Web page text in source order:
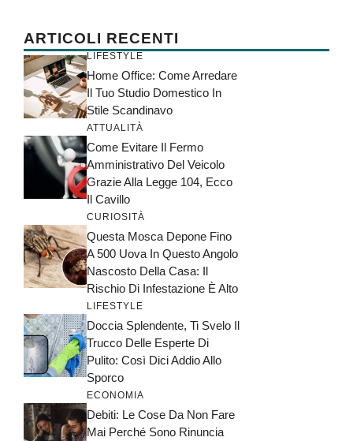
ARTICOLI RECENTI
LIFESTYLE
Home Office: Come Arredare
Il Tuo Studio Domestico In
Stile Scandinavo
ATTUALITÀ
Come Evitare Il Fermo
Amministrativo Del Veicolo
Grazie Alla Legge 104, Ecco
Il Cavillo
CURIOSITÀ
Questa Mosca Depone Fino
A 500 Uova In Questo Angolo
Nascosto Della Casa: Il
Rischio Di Infestazione È Alto
LIFESTYLE
Doccia Splendente, Ti Svelo Il
Trucco Delle Esperte Di
Pulito: Così Dici Addio Allo
Sporco
ECONOMIA
Debiti: Le Cose Da Non Fare
Mai Perché Sono Rinuncia